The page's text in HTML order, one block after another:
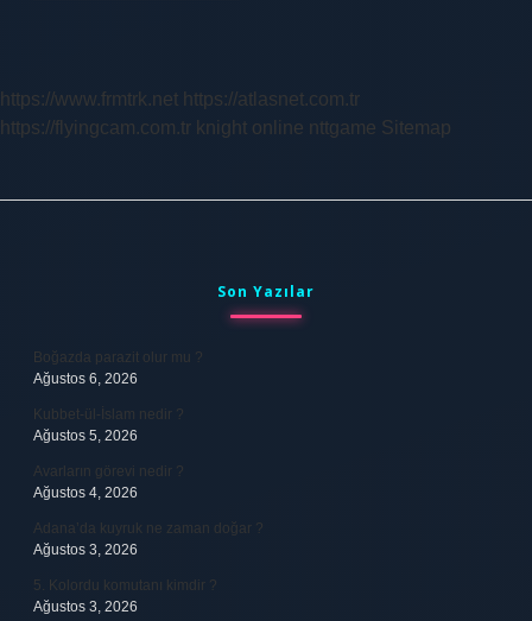
https://www.frmtrk.net https://atlasnet.com.tr
https://flyingcam.com.tr knight online nttgame Sitemap
Son Yazılar
Boğazda parazit olur mu ?
Ağustos 6, 2026
Kubbet-ül-İslam nedir ?
Ağustos 5, 2026
Avarların görevi nedir ?
Ağustos 4, 2026
Adana’da kuyruk ne zaman doğar ?
Ağustos 3, 2026
5. Kolordu komutanı kimdir ?
Ağustos 3, 2026